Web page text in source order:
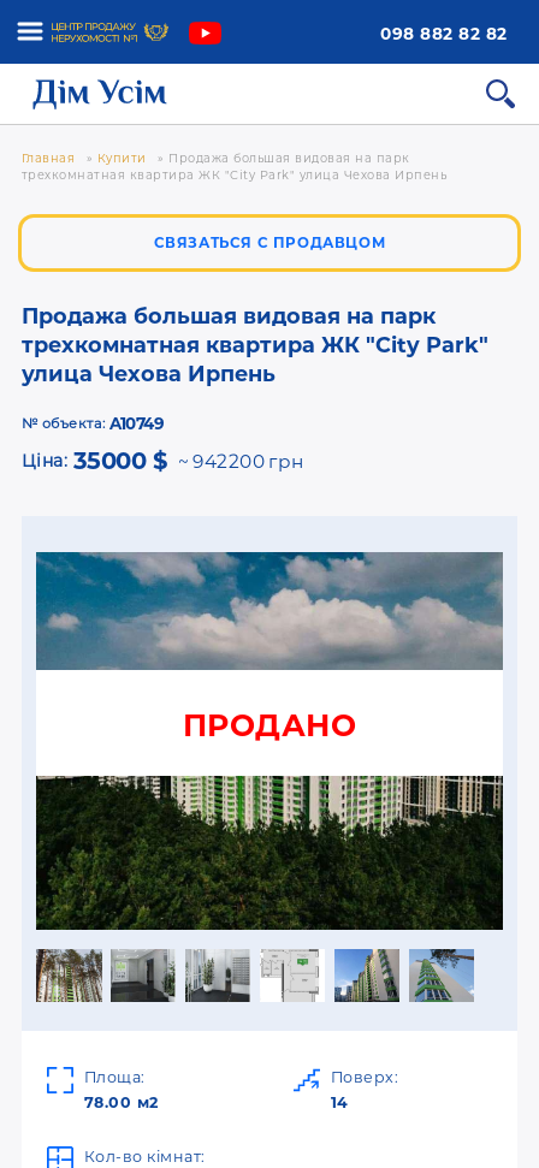
098 882 82 82
Главная » Купити » Продажа большая видовая на парк
трехкомнатная квартира ЖК "City Park" улица Чехова Ирпень
Продажа большая видовая на парк
трехкомнатная квартира ЖК "City Park"
улица Чехова Ирпень
СВЯЗАТЬСЯ С ПРОДАВЦОМ
№ объекта:A10749
Ціна: 35000 $ 942200
ПРОДАНО
Площа:
78.00 м2
Поверх:
14
Кол-во кімнат: